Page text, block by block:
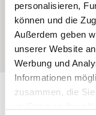
personalisieren,
können und die
Außerdem geben
unserer Website
Werbung und
Informationen
zusammen, die